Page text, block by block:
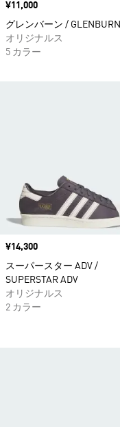
価格
¥11,000
グレンバーン / GLENBURN
オリジナルス
5 カラー
価格
¥14,300
スーパースター ADV /
SUPERSTAR ADV
オリジナルス
2 カラー